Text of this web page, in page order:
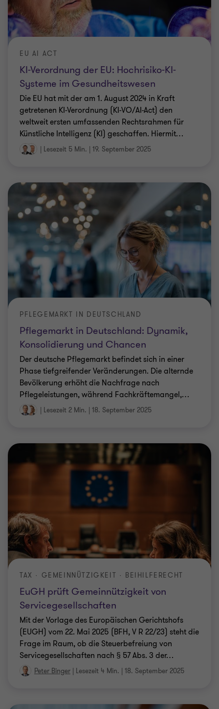
KI-Verordnung der EU: Hochrisiko-KI-
Systeme im Gesundheitswesen
EU AI ACT
Die EU hat mit der am 1. August 2024 in Kraft
getretenen KI-Verordnung (KI-VO/AI-Act) den
weltweit ersten umfassenden Rechtsrahmen für
Künstliche Intelligenz (KI) geschaffen. Hiermit…
| Lesezeit 5 Min. | 19. September 2025
Pflegemarkt in Deutschland: Dynamik,
Konsolidierung und Chancen
PFLEGEMARKT IN DEUTSCHLAND
Der deutsche Pflegemarkt befindet sich in einer
Phase tiefgreifender Veränderungen. Die alternde
Bevölkerung erhöht die Nachfrage nach
Pflegeleistungen, während Fachkräftemangel,…
| Lesezeit 2 Min. | 18. September 2025
EuGH prüft Gemeinnützigkeit von
Servicegesellschaften
TAX · GEMEINNÜTZIGKEIT · BEIHILFERECHT
Mit der Vorlage des Europäischen Gerichtshofs
(EUGH) vom 22. Mai 2025 (BFH, V R 22/23) steht die
Frage im Raum, ob die Steuerbefreiung von
Servicegesellschaften nach § 57 Abs. 3 der…
Peter Binger | Lesezeit 4 Min. | 18. September 2025